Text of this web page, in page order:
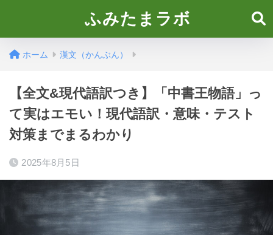
ふみたまラボ
ホーム 漢文（かんぶん）
【全文&現代語訳つき】「中書王物語」っ
て実はエモい！現代語訳・意味・テスト
対策までまるわかり
2025年8月5日